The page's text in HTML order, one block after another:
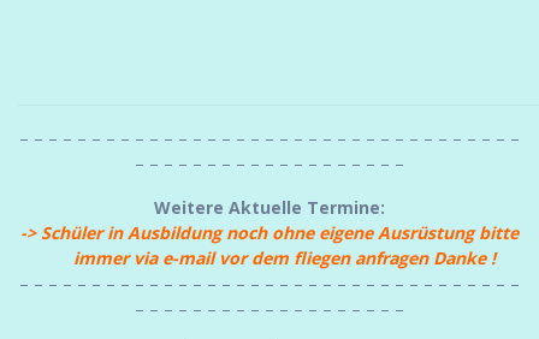
– – – – – – – – – – – – – – – – – – – – – – – – – – – – – – – – – – –
– – – – – – – – – – – – – – – – – – –
Weitere Aktuelle Termine:
-> Schüler in Ausbildung noch ohne eigene Ausrüstung bitte
immer via e-mail vor dem fliegen anfragen Danke !
– – – – – – – – – – – – – – – – – – – – – – – – – – – – – – – – – – –
– – – – – – – – – – – – – – – – – – –